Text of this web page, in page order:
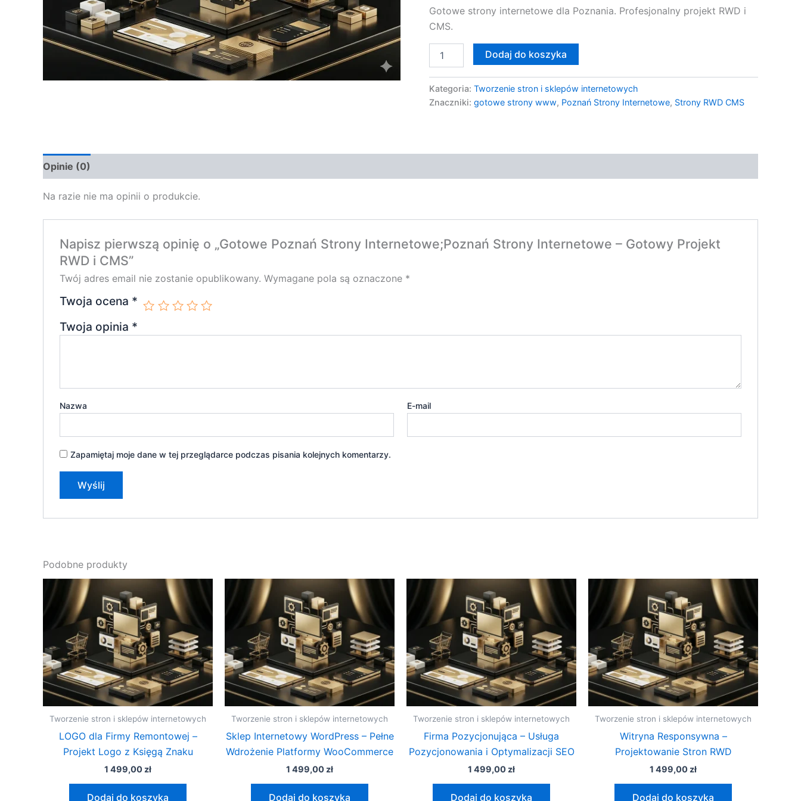
Gotowe strony internetowe dla Poznania. Profesjonalny projekt RWD i
CMS.
RWD
Dodaj do koszyka
Kategoria: Tworzenie stron i sklepów internetowych
Znaczniki: gotowe strony www, Poznań Strony Internetowe, Strony RWD CMS
Opinie (0)
Na razie nie ma opinii o produkcie.
Napisz pierwszą opinię o „Gotowe Poznań Strony Internetowe;Poznań Strony Internetowe – Gotowy Projekt
RWD i CMS”
Twój adres email nie zostanie opublikowany. Wymagane pola są oznaczone *
Twoja ocena *
Twoja opinia *
Nazwa E-mail
Zapamiętaj moje dane w tej przeglądarce podczas pisania kolejnych komentarzy.
Podobne produkty
Tworzenie stron i sklepów internetowych
LOGO dla Firmy Remontowej –
Projekt Logo z Księgą Znaku
1 499,00 zł
Dodaj do koszyka
Tworzenie stron i sklepów internetowych
Sklep Internetowy WordPress – Pełne
Wdrożenie Platformy WooCommerce
1 499,00 zł
Dodaj do koszyka
Tworzenie stron i sklepów internetowych
Firma Pozycjonująca – Usługa
Pozycjonowania i Optymalizacji SEO
1 499,00 zł
Dodaj do koszyka
Tworzenie stron i sklepów internetowych
Witryna Responsywna –
Projektowanie Stron RWD
1 499,00 zł
Dodaj do koszyka